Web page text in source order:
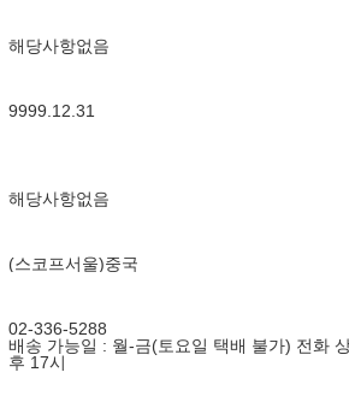
해당사항없음
9999.12.31
해당사항없음
(스코프서울)중국
02-336-5288
배송 가능일 : 월-금(토요일 택배 불가) 전화
후 17시